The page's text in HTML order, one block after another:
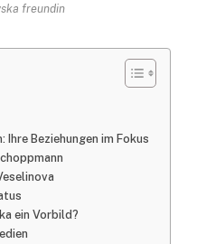
freundin
Ihre Beziehungen im Fokus
ein Vorbild?